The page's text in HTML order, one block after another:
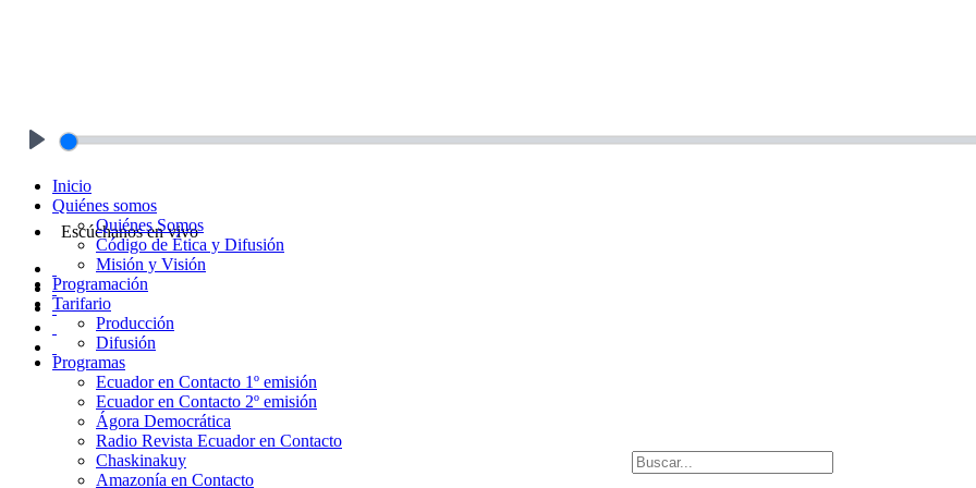
Escúchanos en vivo
Inicio
Quiénes somos
Quiénes Somos
Código de Ética y Difusión
Misión y Visión
Programación
Tarifario
Producción
Difusión
Programas
Ecuador en Contacto 1º emisión
Ecuador en Contacto 2º emisión
Ágora Democrática
Radio Revista Ecuador en Contacto
Chaskinakuy
Amazonía en Contacto